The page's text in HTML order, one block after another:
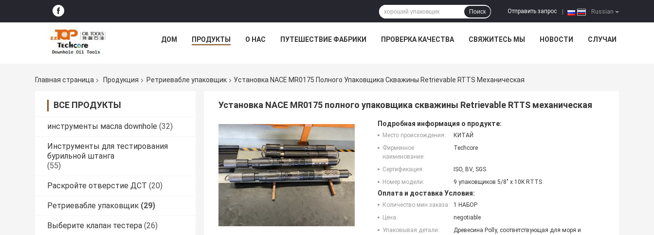
Russian
Отправить запрос
Поиск
ДОМ ПРОДУКТЫ О НАС ПУТЕШЕСТВИЕ ФАБРИКИ ПРОВЕРКА КАЧЕСТВА СВЯЖИТЕСЬ МЫ НОВОСТИ СЛУЧАИ
Главная страница Продукция Ретриевабле упаковщик Установка NACE MR0175 Полного Упаковщика Скважины Retrievable RTTS Механическая
ВСЕ ПРОДУКТЫ
инструменты масла downhole (32)
Инструменты для тестирования
бурильной штанга
(55)
Раскройте отверстие ДСТ (20)
Ретриевабле упаковщик (29)
Выберите клапан тестера (26)
Установка NACE MR0175 полного упаковщика скважины Retrievable RTTS механическая
Подробная информация о продукте:
Место происхождения:
КИТАЙ
Фирменное
наименование:
Techcore
Сертификация:
ISO, BV, SGS
Номер модели:
9 упаковщиков 5/8" x 10K RTTS
Оплата и доставка Условия:
Количество мин заказа:
1 НАБОР
Цена:
negotiable
Упаковывая детали:
Древесина Polly, соответствующая для моря и